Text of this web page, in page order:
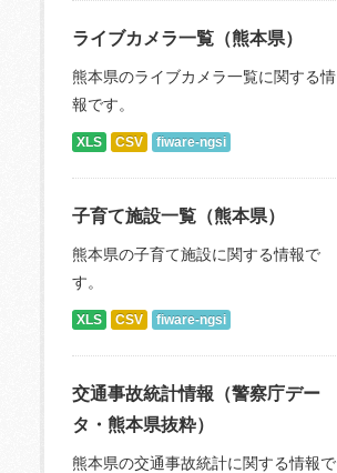
ライブカメラ一覧（熊本県）
熊本県のライブカメラ一覧に関する情
報です。
XLS CSV fiware-ngsi
子育て施設一覧（熊本県）
熊本県の子育て施設に関する情報で
す。
XLS CSV fiware-ngsi
交通事故統計情報（警察庁デー
タ・熊本県抜粋）
熊本県の交通事故統計に関する情報で